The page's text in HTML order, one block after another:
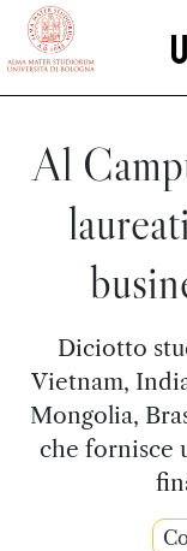
vai al contenuto della
Al
Diciotto
Vietnam,
Mongolia,
che fornisce